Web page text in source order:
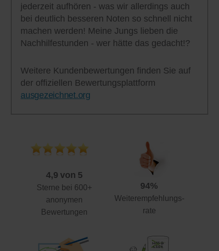
jederzeit aufhören - was wir allerdings auch
bei deutlich besseren Noten so schnell nicht
machen werden! Meine Jungs lieben die
Nachhilfestunden - wer hätte das gedacht!?
Weitere Kundenbewertungen finden Sie auf
der offiziellen Bewertungsplattform
ausgezeichnet.org
4,9 von 5
Sterne bei 600+
anonymen
Bewertungen
94%
Weiterempfehlungs-
rate